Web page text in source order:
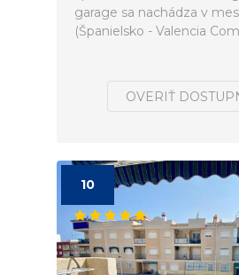
garage sa nachádza v
(Španielsko - Valencia
OVERIŤ
10